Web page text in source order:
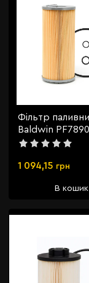
Фільтр
Baldwin
1 094,15 грн
В кошик